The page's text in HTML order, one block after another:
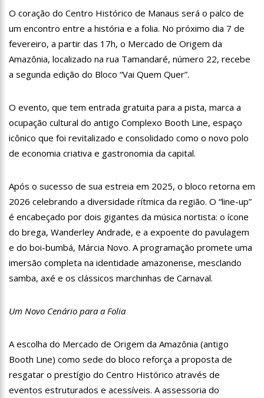
Manaus
12:55 PIB do Japão registra crescimento pela primeira vez em 3
trimestres
12:49 Anitta diz que ficou dez meses sem sexo e revela como se
sentiu
12:23 Influenciadora e ex são encontrados mortos em carro no
interior de SP
14:56 Vídeo: Reação de Ana Clara após não pegar buquê em
casamento viraliza: “Filho da put*! Nojento!”
11:59 Empresário ‘Passarão’, dono do porto Chibatão, morre em
São Paulo
11:52 Petrobras anuncia nova política de preços de combustíveis
11:36 Acusado de divulgar fotos de corpo de Marília Mendonça e
de outros artistas mortos vira réu
Casal é surpreendido com gravidez de sêxtuplos e pai ‘passa
mal’
atendimento a Pessoas com Deficiência
Wilson Lima entrega Caimi Ada Rodrigues Viana revitalizado
à população idosa da zona oeste
14:25 Confira quais bairros de Manaus ficarão sem energia nesta
segunda-feira (15)
O coração do Centro Histórico de Manaus será o palco de
um encontro entre a história e a folia. No próximo dia 7 de
fevereiro, a partir das 17h, o Mercado de Origem da
Amazônia, localizado na rua Tamandaré, número 22, recebe
a segunda edição do Bloco “Vai Quem Quer”.
O evento, que tem entrada gratuita para a pista, marca a
ocupação cultural do antigo Complexo Booth Line, espaço
icônico que foi revitalizado e consolidado como o novo polo
de economia criativa e gastronomia da capital.
Após o sucesso de sua estreia em 2025, o bloco retorna em
2026 celebrando a diversidade rítmica da região. O “line-up”
é encabeçado por dois gigantes da música nortista: o ícone
do brega, Wanderley Andrade, e a expoente do pavulagem
e do boi-bumbá, Márcia Novo. A programação promete uma
imersão completa na identidade amazonense, mesclando
samba, axé e os clássicos marchinhas de Carnaval.
Um Novo Cenário para a Folia
A escolha do Mercado de Origem da Amazônia (antigo
Booth Line) como sede do bloco reforça a proposta de
resgatar o prestígio do Centro Histórico através de
eventos estruturados e acessíveis. A assessoria do